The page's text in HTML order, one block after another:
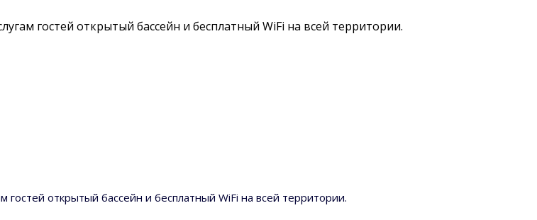
гостей открытый бассейн и бесплатный WiFi на всей территории.
гостей открытый бассейн и бесплатный WiFi на всей территории.